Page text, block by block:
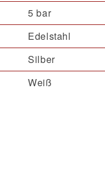
5 bar
Edelstahl
Silber
Weiß